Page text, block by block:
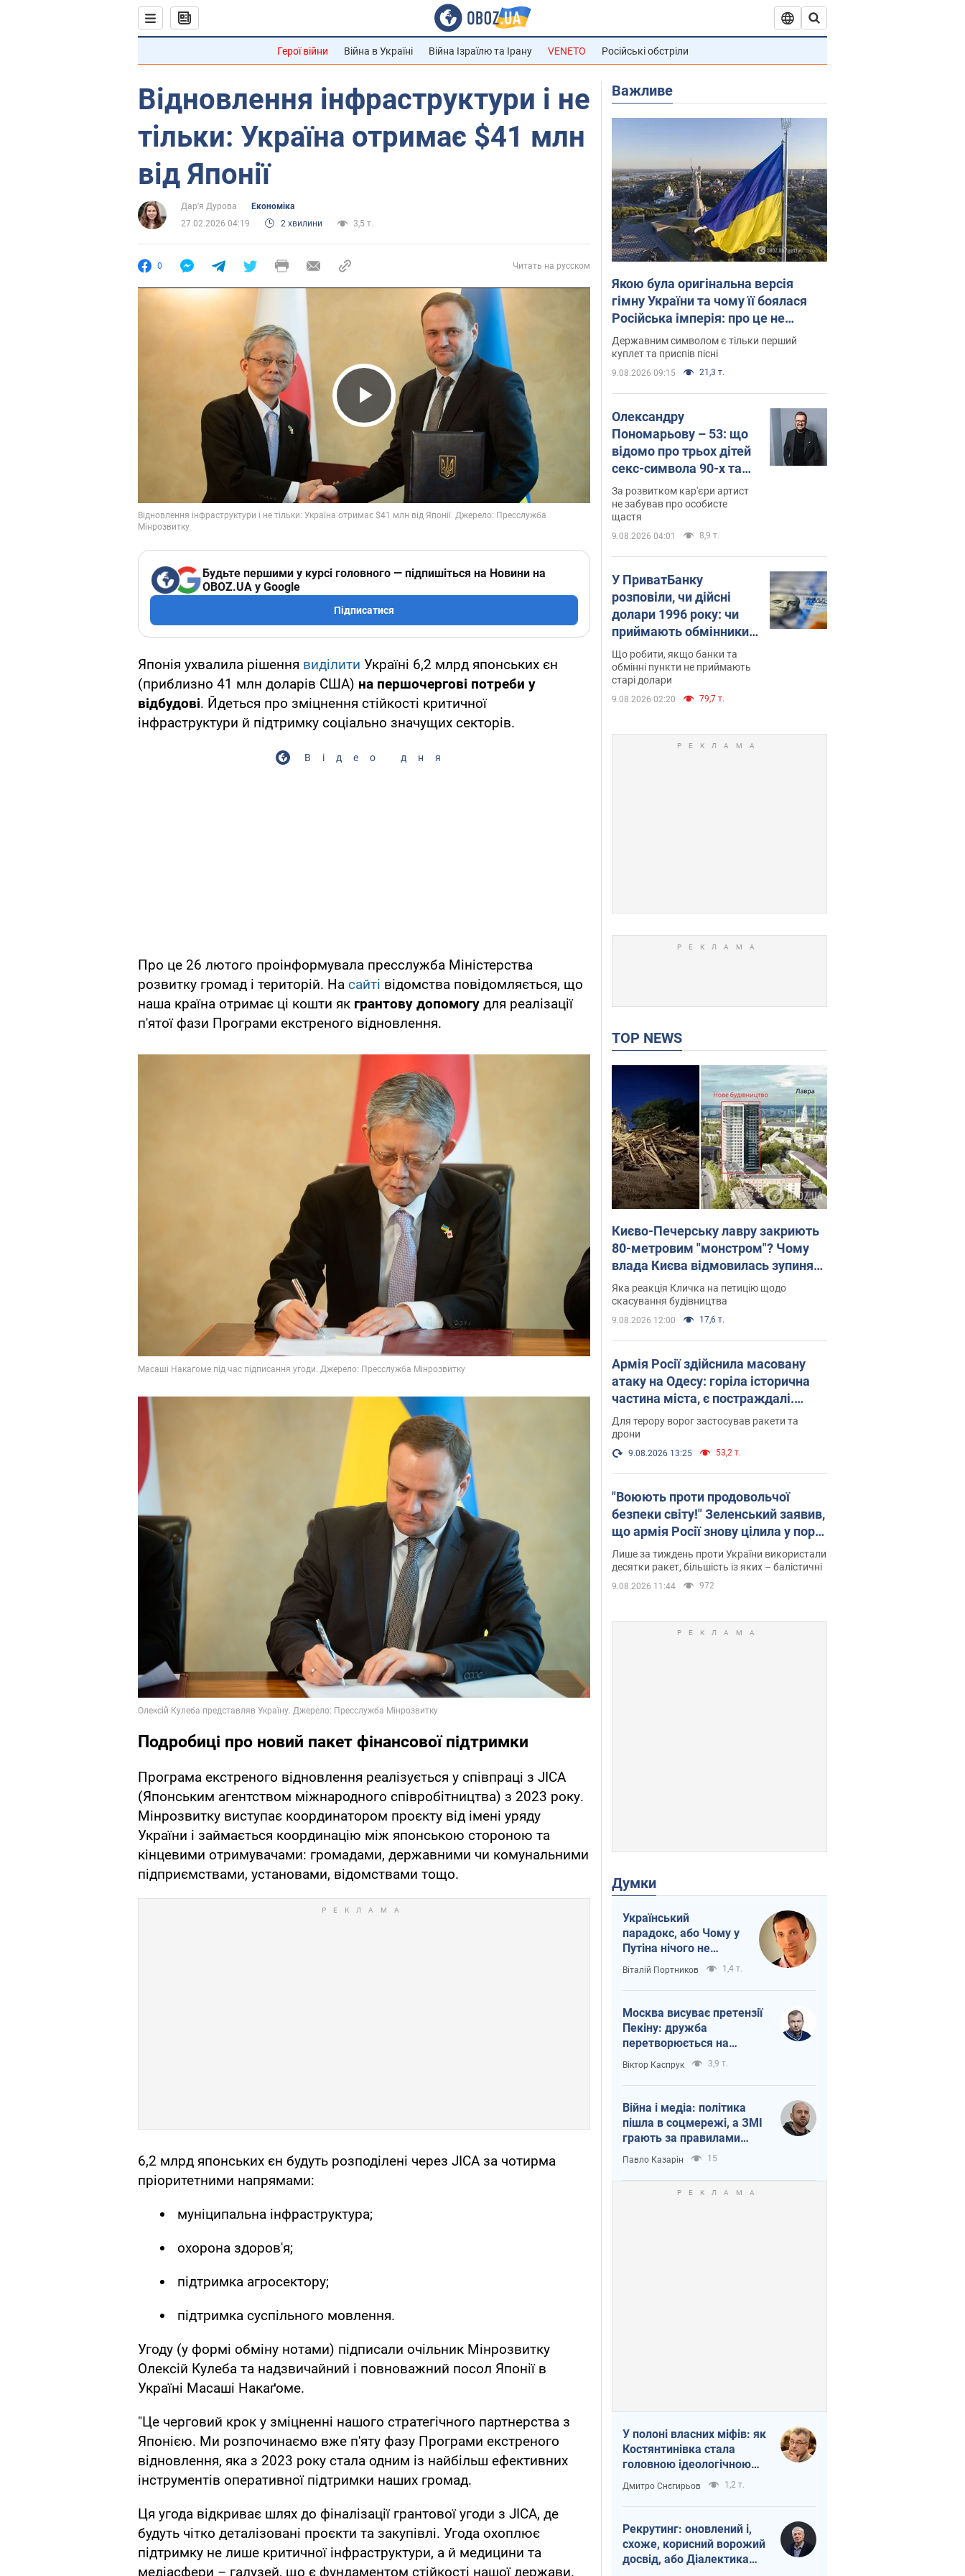
Герої війни Війна в Україні Війна Ізраїлю та Ірану VENETO Російські обстріли
Відновлення інфраструктури і не
тільки: Україна отримає $41 млн
від Японії
Дар'я Дурова
Економіка
27.02.2026 04:19
2 хвилини 3,5 т.
0 Читать на русском
Play Video
Будьте першими у курсі головного — підпишіться на Новини на
OBOZ.UA у Google
Підписатися
Японія ухвалила рішення виділити Україні 6,2 млрд японських єн
(приблизно 41 млн доларів США) на першочергові потреби у
відбудові. Йдеться про зміцнення стійкості критичної
інфраструктури й підтримку соціально значущих секторів.
Відео дня
Про це 26 лютого проінформувала пресслужба Міністерства
розвитку громад і територій. На сайті відомства повідомляється, що
наша країна отримає ці кошти як грантову допомогу для реалізації
п'ятої фази Програми екстреного відновлення.
Подробиці про новий пакет фінансової підтримки
Програма екстреного відновлення реалізується у співпраці з JICA
(Японським агентством міжнародного співробітництва) з 2023 року.
Мінрозвитку виступає координатором проєкту від імені уряду
України і займається координацію між японською стороною та
кінцевими отримувачами: громадами, державними чи комунальними
підприємствами, установами, відомствами тощо.
6,2 млрд японських єн будуть розподілені через JICA за чотирма
пріоритетними напрямами:
муніципальна інфраструктура;
охорона здоров'я;
підтримка агросектору;
підтримка суспільного мовлення.
Угоду (у формі обміну нотами) підписали очільник Мінрозвитку
Олексій Кулеба та надзвичайний і повноважний посол Японії в
Україні Масаші Накаґоме.
"Це черговий крок у зміцненні нашого стратегічного партнерства з
Японією. Ми розпочинаємо вже п'яту фазу Програми екстреного
відновлення, яка з 2023 року стала одним із найбільш ефективних
інструментів оперативної підтримки наших громад.
Ця угода відкриває шлях до фіналізації грантової угоди з JICA, де
будуть чітко деталізовані проєкти та закупівлі. Угода охоплює
підтримку не лише критичної інфраструктури, а й медицини та
медіасфери – галузей, що є фундаментом стійкості нашої держави.
Важливе
Якою була оригінальна версія
гімну України та чому її боялася
Російська імперія: про це не
розповідають у школі
Державним символом є тільки перший
куплет та приспів пісні
9.08.2026 09:15 21,3 т.
Олександру
Пономарьову – 53: що
відомо про трьох дітей
секс-символа 90-х та
який вигляд вони
мають
За розвитком кар'єри артист
не забував про особисте
щастя
9.08.2026 04:01 8,9 т.
У ПриватБанку
розповіли, чи дійсні
долари 1996 року: чи
приймають обмінники
та банки такі купюри
Що робити, якщо банки та
обмінні пункти не приймають
старі долари
9.08.2026 02:20 79,7 т.
TOP NEWS
Києво-Печерську лавру закриють
80-метровим "монстром"? Чому
влада Києва відмовилась зупиняти
будівництво хмарочоса
"московського вірянина"
Яка реакція Кличка на петицію щодо
скасування будівництва
9.08.2026 12:00 17,6 т.
Армія Росії здійснила масовану
атаку на Одесу: горіла історична
частина міста, є постраждалі.
Фото та відео
Для терору ворог застосував ракети та
дрони
9.08.2026 13:25 53,2 т.
"Воюють проти продовольчої
безпеки світу!" Зеленський заявив,
що армія Росії знову цілила у порт
в Одесі
Лише за тиждень проти України використали
десятки ракет, більшість із яких – балістичні
9.08.2026 11:44 972
Думки
Український
парадокс, або Чому у
Путіна нічого не
вийшло з Україною
Віталій Портников 1,4 т.
Москва висуває претензії
Пекіну: дружба
перетворюється на
залежність Росії від
Китаю
Віктор Каспрук 3,9 т.
Війна і медіа: політика
пішла в соцмережі, а ЗМІ
грають за правилами
ютуб
Павло Казарін 15
У полоні власних міфів: як
Костянтинівка стала
головною ідеологічною
пасткою для російських
окупантів
Дмитро Снєгирьов 1,2 т.
Рекрутинг: оновлений і,
схоже, корисний ворожий
досвід, або Діалектика